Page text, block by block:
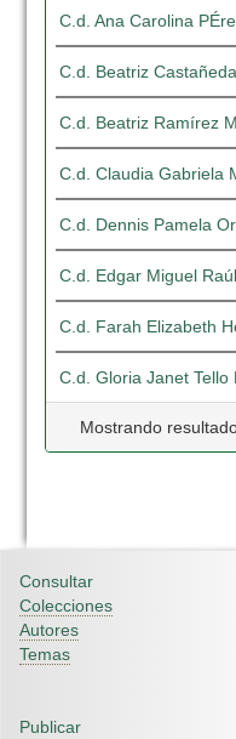
C.d. Ana Carolina
C.d. Beatriz
C.d. Beatriz Ramírez
C.d. Claudia Gabriela
C.d. Dennis Pamela
C.d. Edgar Miguel
C.d. Farah Elizabeth
C.d. Gloria Janet Tello
Mostrando
Consultar
Colecciones
Autores
Temas
Publicar